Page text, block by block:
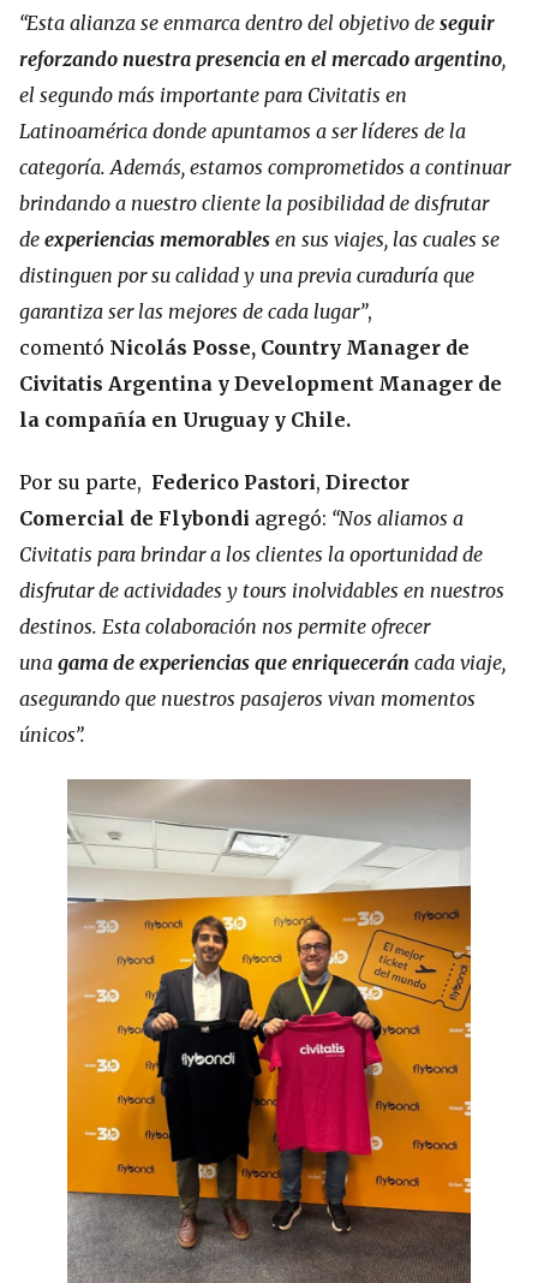
“Esta alianza se enmarca dentro del objetivo de seguir
reforzando nuestra presencia en el mercado argentino,
el segundo más importante para Civitatis en
Latinoamérica donde apuntamos a ser líderes de la
categoría. Además, estamos comprometidos a continuar
brindando a nuestro cliente la posibilidad de disfrutar
de experiencias memorables en sus viajes, las cuales se
distinguen por su calidad y una previa curaduría que
garantiza ser las mejores de cada lugar”,
comentó Nicolás Posse, Country Manager de
Civitatis Argentina y Development Manager de
la compañía en Uruguay y Chile.
Por su parte, Federico Pastori, Director
Comercial de Flybondi agregó: “Nos aliamos a
Civitatis para brindar a los clientes la oportunidad de
disfrutar de actividades y tours inolvidables en nuestros
destinos. Esta colaboración nos permite ofrecer
una gama de experiencias que enriquecerán cada viaje,
asegurando que nuestros pasajeros vivan momentos
únicos”.